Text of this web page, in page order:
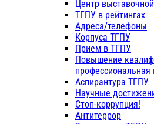
Центр
ТГПУ в рейтингах
Адреса/телефоны
Корпуса ТГПУ
Прием в ТГПУ
Повышение
профессиональная
Аспирантура ТГПУ
Научные
Стоп-коррупция!
Антитеррор